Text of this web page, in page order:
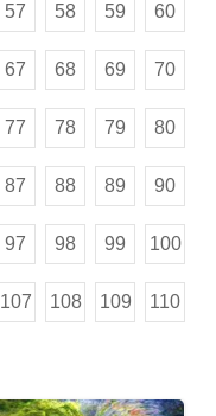
57 58 59 60
67 68 69 70
77 78 79 80
87 88 89 90
97 98 99 100
107 108 109 110